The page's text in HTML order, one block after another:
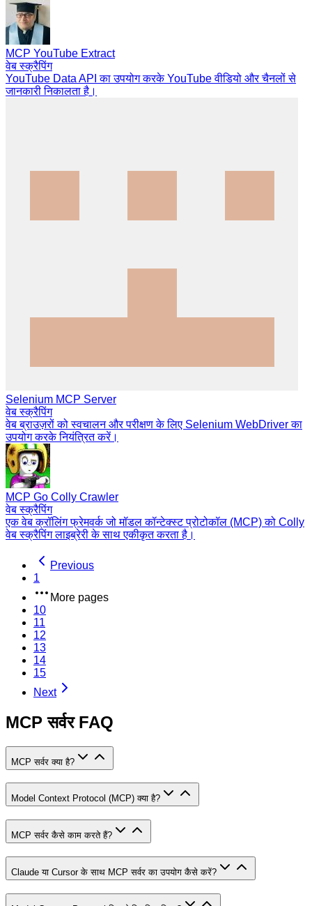
MCP YouTube Extract
वेब स्क्रैपिंग
YouTube Data API का उपयोग करके YouTube वीडियो और चैनलों से
जानकारी निकालता है।
Selenium MCP Server
वेब स्क्रैपिंग
वेब ब्राउज़रों को स्वचालन और परीक्षण के लिए Selenium WebDriver का
उपयोग करके नियंत्रित करें।
MCP Go Colly Crawler
वेब स्क्रैपिंग
एक वेब क्रॉलिंग फ्रेमवर्क जो मॉडल कॉन्टेक्स्ट प्रोटोकॉल (MCP) को Colly
वेब स्क्रैपिंग लाइब्रेरी के साथ एकीकृत करता है।
Previous
1
More pages
10
11
12
13
14
15
Next
MCP सर्वर FAQ
MCP सर्वर क्या है?
Model Context Protocol (MCP) क्या है?
MCP सर्वर कैसे काम करते हैं?
Claude या Cursor के साथ MCP सर्वर का उपयोग कैसे करें?